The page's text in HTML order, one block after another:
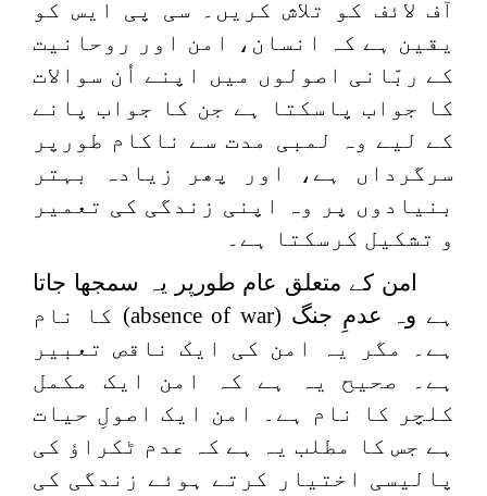
آف لائف کو تلاش کریں۔ سی پی ایس کو
یقین ہے کہ انسان، امن اور روحانیت
کے ربّانی اصولوں میں اپنے اُن سوالات
کا جواب پاسکتا ہے جن کا جواب پانے
کے لیے وہ لمبی مدت سے ناکام طورپر
سرگرداں ہے، اور پھر زیادہ بہتر
بنیادوں پر وہ اپنی زندگی کی تعمیر
و تشکیل کرسکتا ہے۔
امن کے متعلق عام طورپر یہ سمجھا جاتا
ہے وہ عدمِ جنگ (absence of war) کا نام
ہے۔ مگر یہ امن کی ایک ناقص تعبیر
ہے۔ صحیح یہ ہے کہ امن ایک مکمل
کلچر کا نام ہے۔ امن ایک اصولِ حیات
ہے جس کا مطلب یہ ہے کہ عدم ٹکراؤ کی
پالیسی اختیار کرتے ہوئے زندگی کی